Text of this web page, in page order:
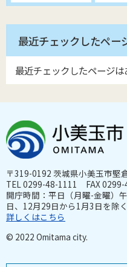
最近チェックしたペー
最近チェックしたページは
〒319-0192 茨城県小美玉市堅
TEL 0299-48-1111 FAX 0299-
開庁時間：平日（月曜-金曜）
日、12月29日から1月3日を除
詳しくはこちら
© 2022 Omitama city.